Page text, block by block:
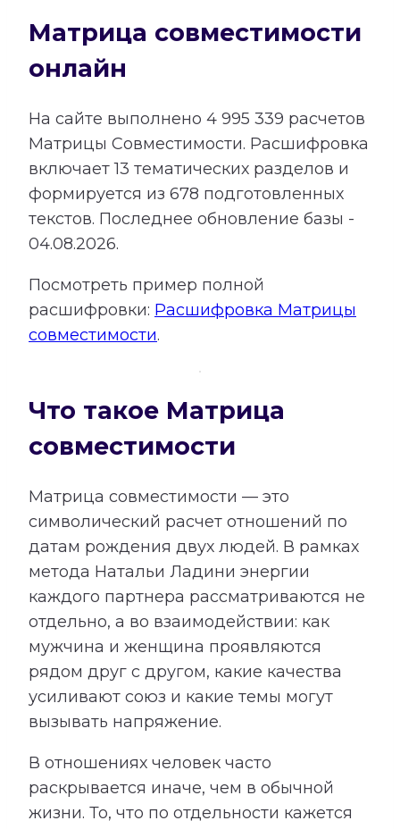
Матрица совместимости
онлайн
На сайте выполнено 4 995 339 расчетов
Матрицы Совместимости. Расшифровка
включает13 тематических разделов и
формируется из 678 подготовленных
текстов. Последнее обновление базы -
04.08.2026.
Посмотреть пример полной
расшифровки: Расшифровка Матрицы
совместимости.
Что такое Матрица
совместимости
Матрица совместимости — это
символический расчет отношений по
датам рождения двух людей. В рамках
метода Натальи Ладини энергии
каждого партнера рассматриваются не
отдельно, а во взаимодействии: как
мужчина и женщина проявляются
рядом друг с другом, какие качества
усиливают союз и какие темы могут
вызывать напряжение.
В отношениях человек часто
раскрывается иначе, чем в обычной
жизни. То, что по отдельности кажется